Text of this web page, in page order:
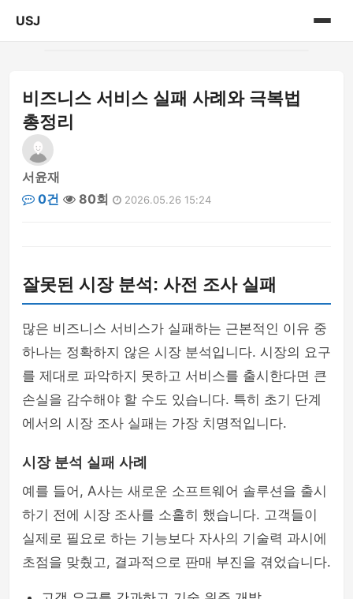
USJ
게시판
비즈니스 서비스 실패 사례와 극복법
총정리
서윤재
0건
80회 2026.05.26 15:24
잘못된 시장 분석: 사전 조사 실패
많은 비즈니스 서비스가 실패하는 근본적인 이유 중
하나는 정확하지 않은 시장 분석입니다. 시장의 요구
를 제대로 파악하지 못하고 서비스를 출시한다면 큰
손실을 감수해야 할 수도 있습니다. 특히 초기 단계
에서의 시장 조사 실패는 가장 치명적입니다.
시장 분석 실패 사례
예를 들어, A사는 새로운 소프트웨어 솔루션을 출시
하기 전에 시장 조사를 소홀히 했습니다. 고객들이
실제로 필요로 하는 기능보다 자사의 기술력 과시에
초점을 맞췄고, 결과적으로 판매 부진을 겪었습니다.